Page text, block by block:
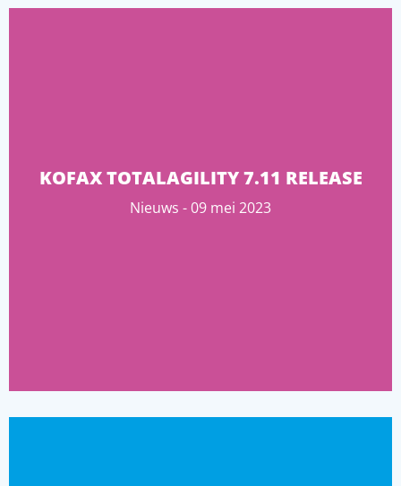
KOFAX TOTALAGILITY 7.11 RELEASE
Nieuws - 09 mei 2023